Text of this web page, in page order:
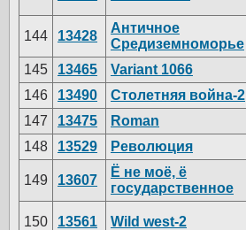
144 13428
Античное
Средиземноморье
145 13465 Variant 1066
146
13490 Столетняя война-2
147
13475 Roman
148
13529 Революция
149 13607
Ё не моё, ё
государственное
150 13561 Wild west-2